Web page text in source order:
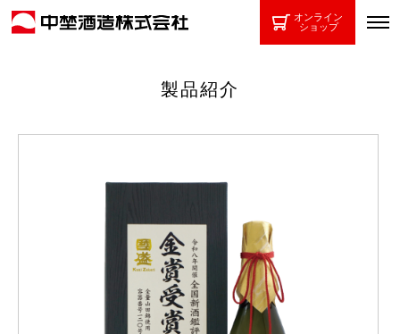
オンライン
ショップ
製品紹介